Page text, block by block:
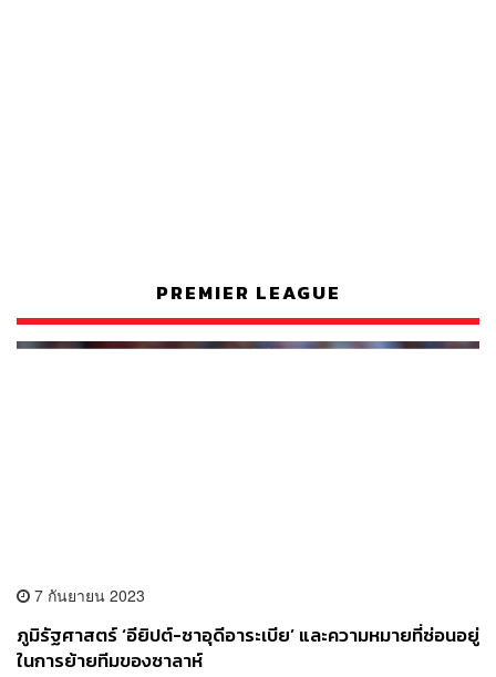
PREMIER LEAGUE
7 กันยายน 2023
ภูมิรัฐศาสตร์ ‘อียิปต์-ซาอุดีอาระเบีย’ และความหมายที่ซ่อนอยู่
ในการย้ายทีมของซาลาห์